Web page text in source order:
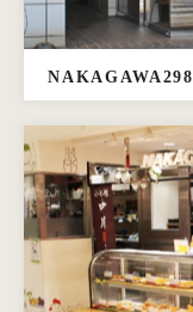
NAKAGAWA298